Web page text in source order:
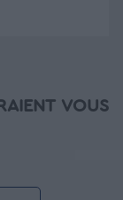
VOUS